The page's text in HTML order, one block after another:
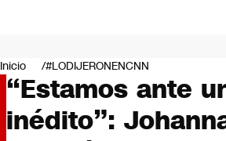
Negocios
Deportes
Programas completos
Cultura
Servicios
Inicio #LODIJERONENCNN
“Estamos ante
inédito”: